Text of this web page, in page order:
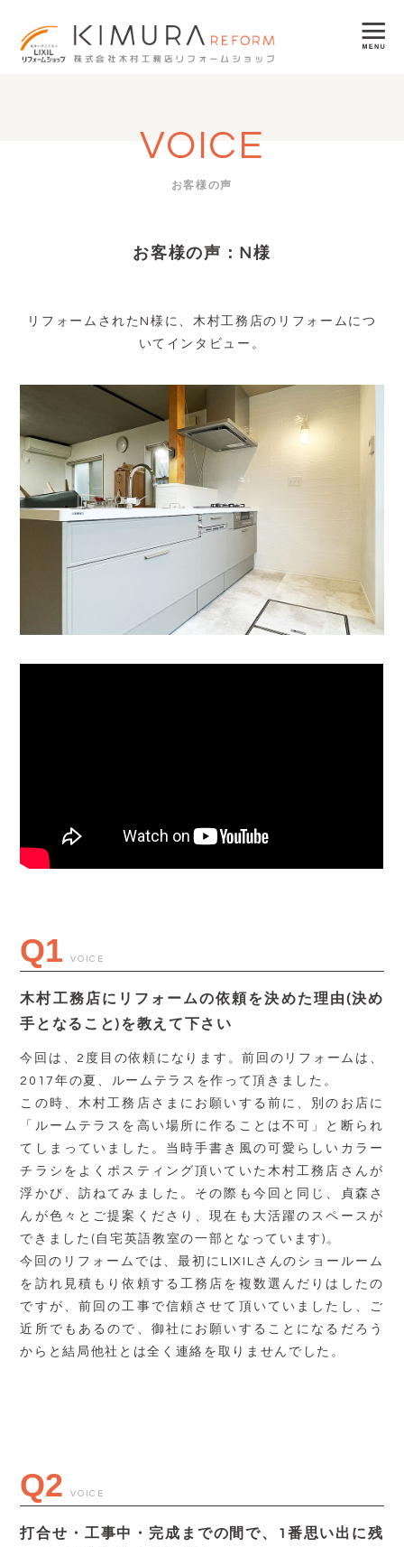
VOICE
お客様の声
お客様の声：N様
リフォームされたN様に、木村工務店のリフォームにつ
いてインタビュー。
Q1 VOICE
木村工務店にリフォームの依頼を決めた理由(決め
手となること)を教えて下さい
今回は、2度目の依頼になります。前回のリフォームは、
2017年の夏、ルームテラスを作って頂きました。
この時、木村工務店さまにお願いする前に、別のお店に
「ルームテラスを高い場所に作ることは不可」と断られ
てしまっていました。当時手書き風の可愛らしいカラー
チラシをよくポスティング頂いていた木村工務店さんが
浮かび、訪ねてみました。その際も今回と同じ、貞森さ
んが色々とご提案くださり、現在も大活躍のスペースが
できました(自宅英語教室の一部となっています)。
今回のリフォームでは、最初にLIXILさんのショールーム
を訪れ見積もり依頼する工務店を複数選んだりはしたの
ですが、前回の工事で信頼させて頂いていましたし、ご
近所でもあるので、御社にお願いすることになるだろう
からと結局他社とは全く連絡を取りませんでした。
Q2 VOICE
打合せ・工事中・完成までの間で、1番思い出に残